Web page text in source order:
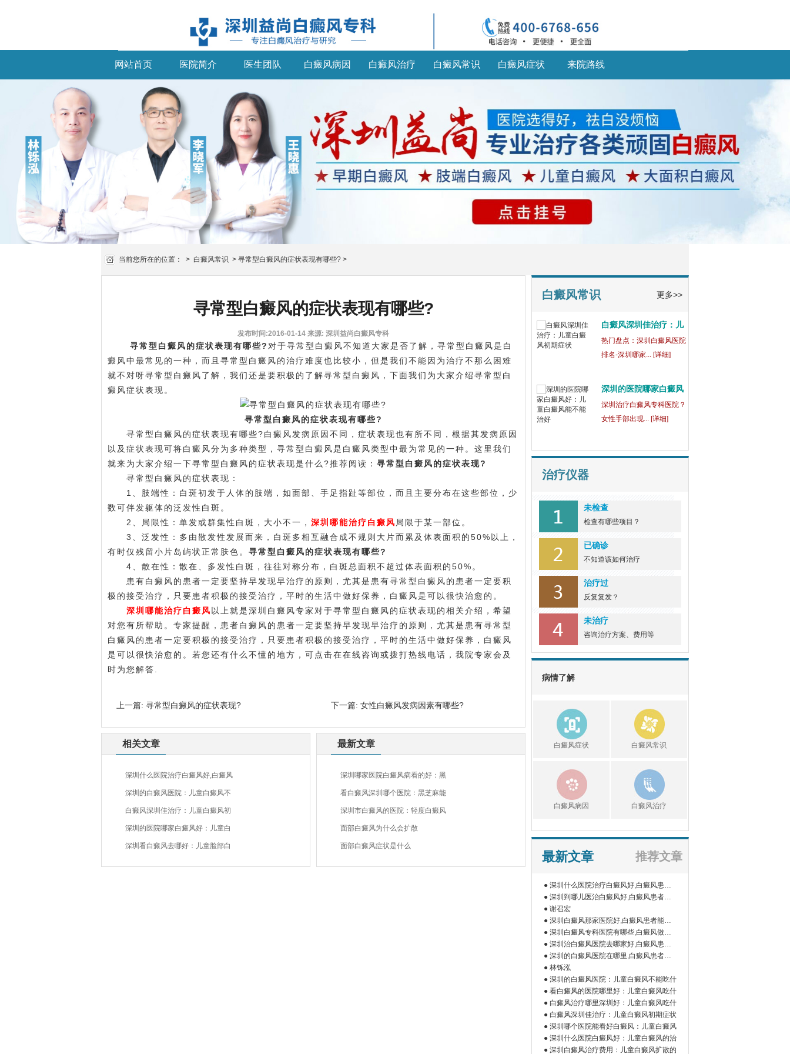
网站首页 医院简介 医生团队 白癜风病因 白癜风治疗 白癜风常识 白癜风症状 来院路线
当前您所在的位置： > 白癜风常识 > 寻常型白癜风的症状表现有哪些? >
寻常型白癜风的症状表现有哪些?
发布时间:2016-01-14 来源: 深圳益尚白癜风专科
寻常型白癜风的症状表现有哪些? 对于寻常型白癜风不知道大家是否了解，寻常型白癜风是白
癜风中最常见的一种，而且寻常型白癜风的治疗难度也比较小，但是我们不能因为治疗不那么困难
就不对呀寻常型白癜风了解，我们还是要积极的了解寻常型白癜风，下面我们为大家介绍寻常型白
癜风症状表现。
寻常型白癜风的症状表现有哪些?
寻常型白癜风的症状表现有哪些?白癜风发病原因不同，症状表现也有所不同，根据其发病原因
以及症状表现可将白癜风分为多种类型，寻常型白癜风是白癜风类型中最为常见的一种。这里我们
就来为大家介绍一下寻常型白癜风的症状表现是什么?推荐阅读： 寻常型白癜风的症状表现?
寻常型白癜风的症状表现：
1、肢端性：白斑初发于人体的肢端，如面部、手足指趾等部位，而且主要分布在这些部位，少
数可伴发躯体的泛发性白斑。
2、局限性：单发或群集性白斑，大小不一， 深圳哪能治疗白癜风 局限于某一部位。
3、泛发性：多由散发性发展而来，白斑多相互融合成不规则大片而累及体表面积的50%以上，
有时仅残留小片岛屿状正常肤色。 寻常型白癜风的症状表现有哪些?
4、散在性：散在、多发性白斑，往往对称分布，白斑总面积不超过体表面积的50%。
患有白癜风的患者一定要坚持早发现早治疗的原则，尤其是患有寻常型白癜风的患者一定要积
极的接受治疗，只要患者积极的接受治疗，平时的生活中做好保养，白癜风是可以很快治愈的。
深圳哪能治疗白癜风 以上就是深圳白癜风专家对于寻常型白癜风的症状表现的相关介绍，希望
对您有所帮助。专家提醒，患者白癜风的患者一定要坚持早发现早治疗的原则，尤其是患有寻常型
白癜风的患者一定要积极的接受治疗，只要患者积极的接受治疗，平时的生活中做好保养，白癜风
是可以很快治愈的。若您还有什么不懂的地方，可点击在在线咨询或拨打热线电话，我院专家会及
时为您解答.
上一篇: 寻常型白癜风的症状表现? 下一篇: 女性白癜风发病因素有哪些?
相关文章
深圳什么医院治疗白癜风好,白癜风
深圳的白癜风医院：儿童白癜风不
白癜风深圳佳治疗：儿童白癜风初
深圳的医院哪家白癜风好：儿童白
深圳看白癜风去哪好：儿童脸部白
最新文章
深圳哪家医院白癜风病看的好：黑
看白癜风深圳哪个医院：黑芝麻能
深圳市白癜风的医院：轻度白癜风
面部白癜风为什么会扩散
面部白癜风症状是什么
白癜风常识 更多>>
【健康指南】深圳中医白癜
风医院[三强公... [详细]
白癜风深圳佳治疗：儿
热门盘点：深圳白癜风医院
排名-深圳哪家... [详细]
深圳的医院哪家白癜风
深圳治疗白癜风专科医院？
女性手部出现... [详细]
治疗仪器
未检查
检查有哪些项目？
已确诊
不知道该如何治疗
治疗过
反复复发？
未治疗
咨询治疗方案、费用等
病情了解
白癜风症状 白癜风常识
白癜风病因 白癜风治疗
最新文章 推荐文章
● 深圳什么医院治疗白癜风好,白癜风患者
如
● 深圳到哪儿医治白癜风好,白癜风患者为
什● 谢召宏
● 深圳白癜风那家医院好,白癜风患者能吃
橘
● 深圳白癜风专科医院有哪些,白癜风做伍
德
● 深圳治白癜风医院去哪家好,白癜风患者
为
● 深圳的白癜风医院在哪里,白癜风患者做
微● 林铄泓
● 深圳的白癜风医院：儿童白癜风不能吃什
● 看白癜风的医院哪里好：儿童白癜风吃什
● 白癜风治疗哪里深圳好：儿童白癜风吃什
● 白癜风深圳佳治疗：儿童白癜风初期症状
● 深圳哪个医院能看好白癜风：儿童白癜风
● 深圳什么医院白癜风好：儿童白癜风的治
● 深圳白癜风治疗费用：儿童白癜风扩散的